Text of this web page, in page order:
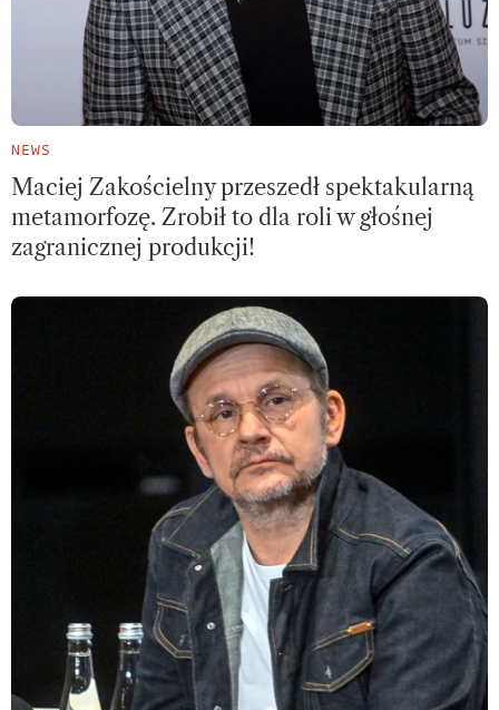
NEWS
Maciej Zakościelny przeszedł spektakularną
metamorfozę. Zrobił to dla roli w głośnej
zagranicznej produkcji!